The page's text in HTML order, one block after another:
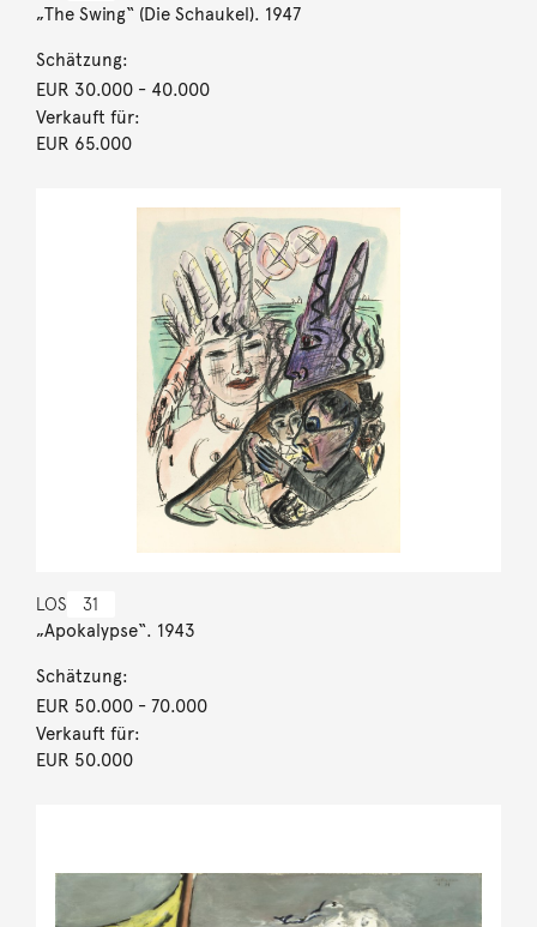
„The Swing“ (Die Schaukel). 1947
Schätzung:
EUR 30.000- 40.000
Verkauft für:
EUR 65.000
LOS 31
„Apokalypse“. 1943
Schätzung:
EUR 50.000- 70.000
Verkauft für:
EUR 50.000